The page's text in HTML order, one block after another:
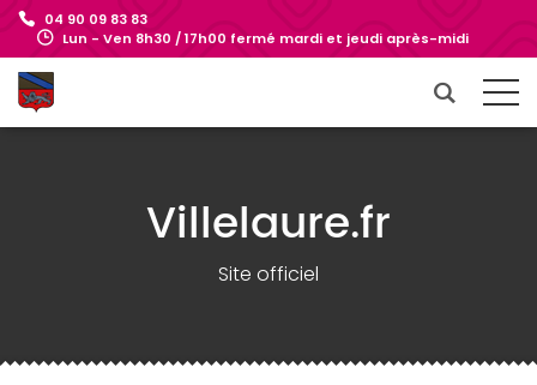
04 90 09 83 83
Lun - Ven 8h30 / 17h00 fermé mardi et jeudi après-midi
Villelaure.fr
Site officiel